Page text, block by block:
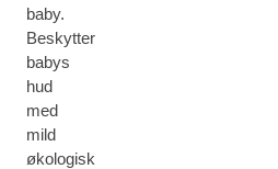
baby.
Beskytter
babys
hud
med
mild
økologisk